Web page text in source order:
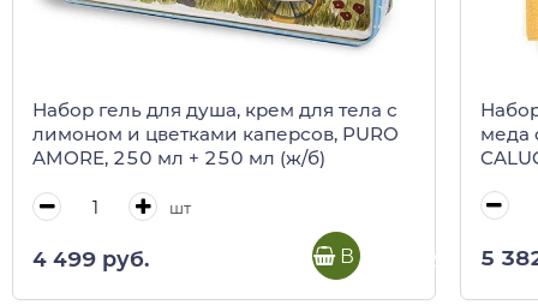
Набор гель для душа, крем для тела с
лимоном и цветками каперсов, PURO
AMORE, 250 мл + 250 мл (ж/б)
шт
4 499 руб. В корзину
меда
5